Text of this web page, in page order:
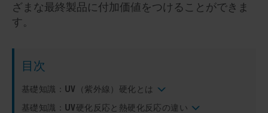
ざまな最終製品に付加価値をつけることができま
す。
目次
基礎知識：UV（紫外線）硬化とは
基礎知識：UV硬化反応と熱硬化反応の違い